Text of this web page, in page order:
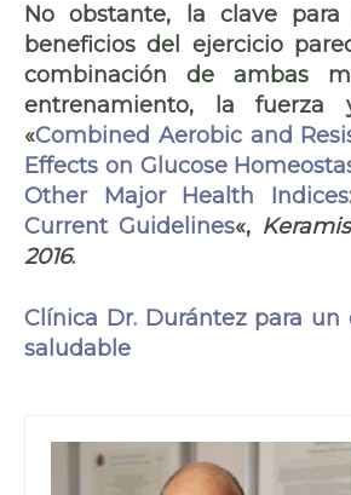
No obstante, la clave
beneficios del ejercicio
combinación de ambas
entrenamiento, la fuerza
«Combined Aerobic and
Effects on Glucose
Other Major Health
Current Guidelines«,
2016.
Clínica Dr. Durántez para
saludable